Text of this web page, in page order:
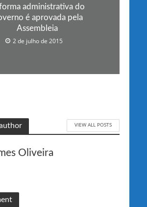
administrativa do
é aprovada pela
Assembleia
2 de julho de 2015
VIEW ALL POSTS
Oliveira